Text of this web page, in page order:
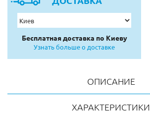
Бесплатная доставка по Киеву
Узнать больше о доставке
ОПИСАНИЕ
ХАРАКТЕРИСТИКИ